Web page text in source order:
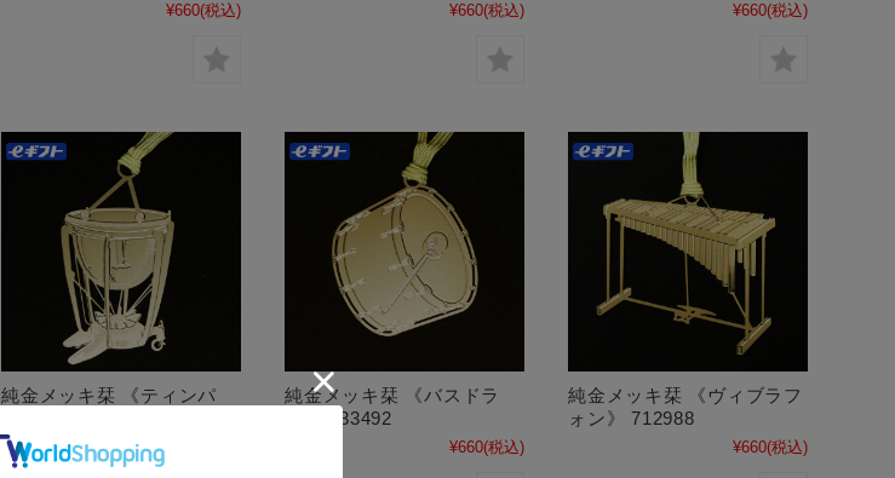
¥660(税込) ¥660(税込) ¥660(税込)
純金メッキ栞 《ティンパ
純金メッキ栞 《バスドラ
ム》 833492
¥660(税込)
純金メッキ栞 《ヴィブラフ
ォン》 712988
¥660(税込)